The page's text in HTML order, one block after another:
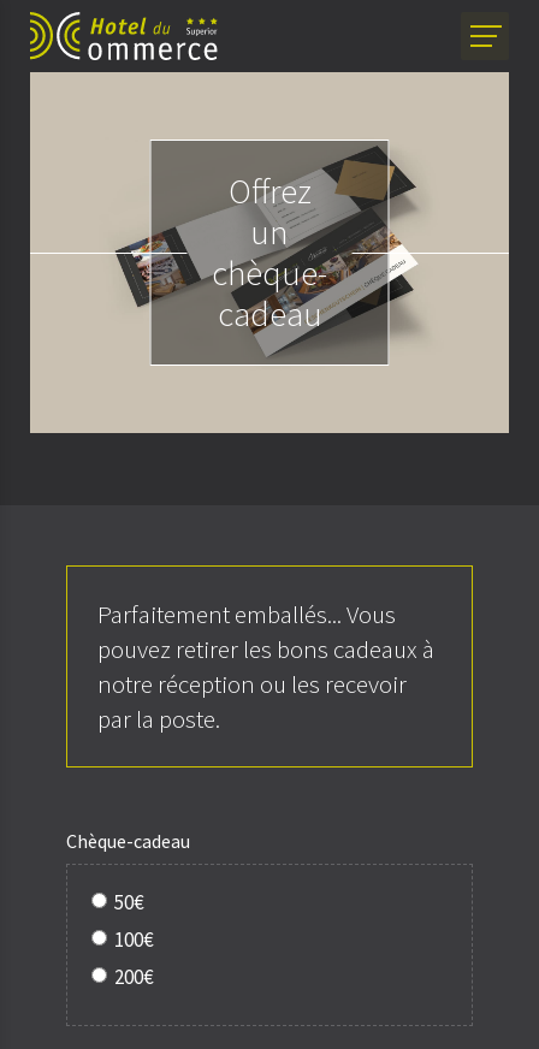
Offrez
un
chèque-
cadeau
Parfaitement emballés... Vous
pouvez retirer les bons cadeaux à
notre réception ou les recevoir
par la poste.
Chèque-cadeau
50€
100€
200€